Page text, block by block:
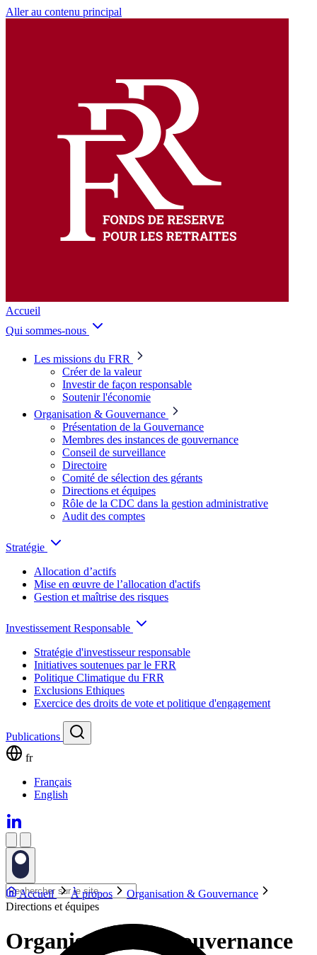
Aller au contenu principal
Accueil
Qui sommes-nous
Les missions du FRR
Créer de la valeur
Investir de façon responsable
Soutenir l'économie
Organisation & Gouvernance
Présentation de la Gouvernance
Membres des instances de gouvernance
Conseil de surveillance
Directoire
Comité de sélection des gérants
Directions et équipes
Rôle de la CDC dans la gestion administrative
Audit des comptes
Stratégie
Allocation d’actifs
Mise en œuvre de l’allocation d'actifs
Gestion et maîtrise des risques
Investissement Responsable
Stratégie d'investisseur responsable
Initiatives soutenues par le FRR
Politique Climatique du FRR
Exclusions Ethiques
Exercice des droits de vote et politique d'engagement
Publications
fr
Français
English
Accueil À propos
Organisation & Gouvernance
Directions et équipes
Organisation & Gouvernance